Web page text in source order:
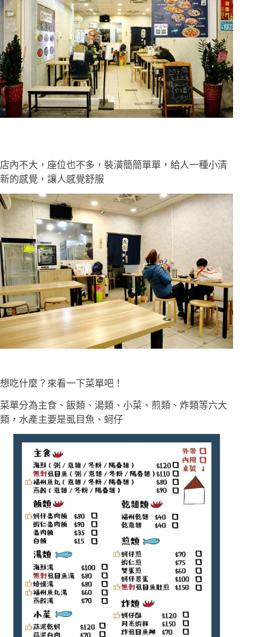
店內不大，座位也不多，裝潢簡簡單單，給人一種小清
新的感覺，讓人感覺舒服
想吃什麼？來看一下菜單吧！
菜單分為主食、飯類、湯類、小菜、煎類、炸類等六大
類，水產主要是虱目魚、蚵仔